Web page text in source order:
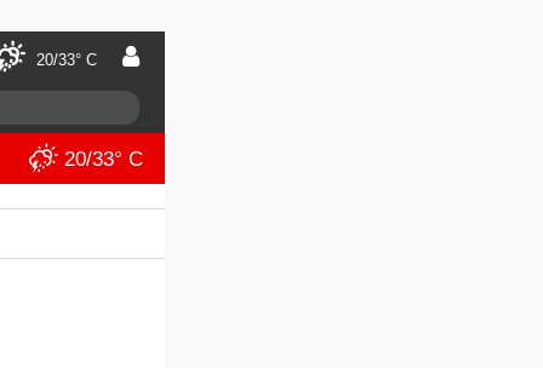
20/33° C
20/33° C